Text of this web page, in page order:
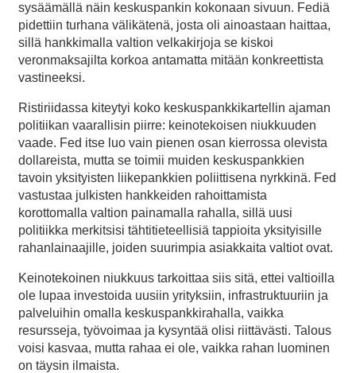
sysäämällä näin keskuspankin kokonaan sivuun. Fediä
pidettiin turhana välikätenä, josta oli ainoastaan haittaa,
sillä hankkimalla valtion velkakirjoja se kiskoi
veronmaksajilta korkoa antamatta mitään konkreettista
vastineeksi.
Ristiriidassa kiteytyi koko keskuspankkikartellin ajaman
politiikan vaarallisin piirre: keinotekoisen niukkuuden
vaade. Fed itse luo vain pienen osan kierrossa olevista
dollareista, mutta se toimii muiden keskuspankkien
tavoin yksityisten liikepankkien poliittisena nyrkkinä. Fed
vastustaa julkisten hankkeiden rahoittamista
korottomalla valtion painamalla rahalla, sillä uusi
politiikka merkitsisi tähtitieteellisiä tappioita yksityisille
rahanlainaajille, joiden suurimpia asiakkaita valtiot ovat.
Keinotekoinen niukkuus tarkoittaa siis sitä, ettei valtioilla
ole lupaa investoida uusiin yrityksiin, infrastruktuuriin ja
palveluihin omalla keskuspankkirahalla, vaikka
resursseja, työvoimaa ja kysyntää olisi riittävästi. Talous
voisi kasvaa, mutta rahaa ei ole, vaikka rahan luominen
on täysin ilmaista.